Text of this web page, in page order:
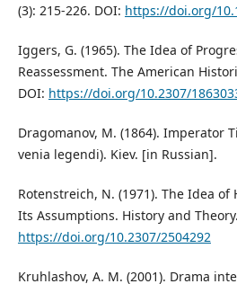
(3): 215-226. DOI: https://doi.org/
Iggers, G. (1965). The Idea of
Reassessment. The American
DOI: https://doi.org/10.2307/
Dragomanov, M. (1864). Imperator
venia legendi). Kiev. [in Russian].
Rotenstreich, N. (1971). The Idea
Its Assumptions. History and
https://doi.org/10.2307/2504292
Kruhlashov, A. M. (2001). Drama